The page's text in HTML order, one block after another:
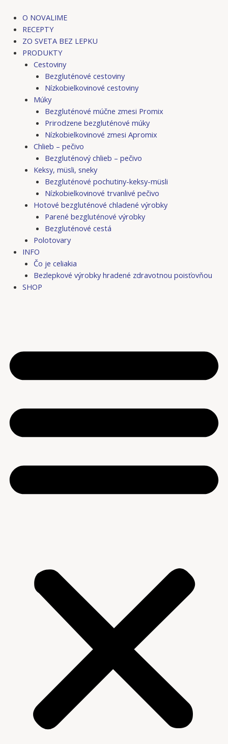
obsah
O NOVALIME
RECEPTY
ZO SVETA BEZ LEPKU
PRODUKTY
Cestoviny
Bezgluténové cestoviny
Nízkobielkovinové cestoviny
Múky
Bezgluténové múčne zmesi Promix
Prirodzene bezgluténové múky
Nízkobielkovinové zmesi Apromix
Chlieb – pečivo
Bezgluténový chlieb – pečivo
Keksy, müsli, sneky
Bezgluténové pochutiny-keksy-müsli
Nízkobielkovinové trvanlivé pečivo
Hotové bezgluténové chladené výrobky
Parené bezgluténové výrobky
Bezgluténové cestá
Polotovary
INFO
Čo je celiakia
Bezlepkové výrobky hradené zdravotnou poisťovňou
SHOP